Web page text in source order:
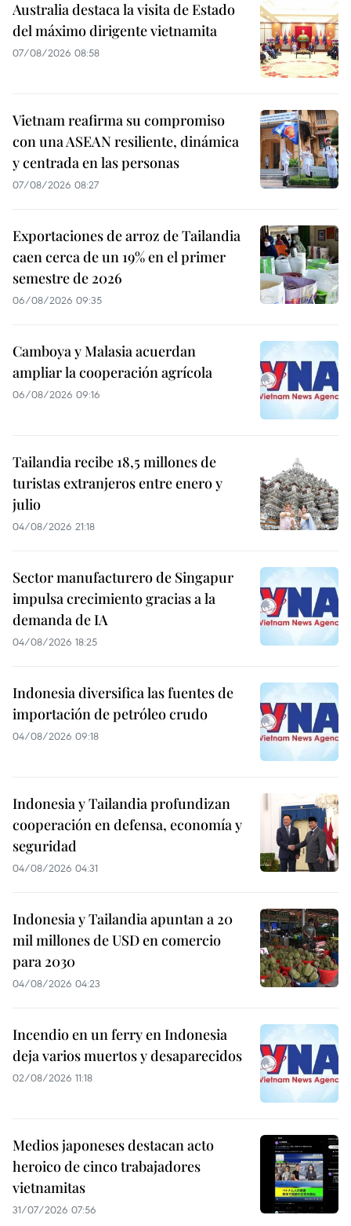
Australia destaca la visita de Estado
del máximo dirigente vietnamita
07/08/2026 08:58
Vietnam reafirma su compromiso
con una ASEAN resiliente, dinámica
y centrada en las personas
07/08/2026 08:27
Exportaciones de arroz de Tailandia
caen cerca de un 19% en el primer
semestre de 2026
06/08/2026 09:35
Camboya y Malasia acuerdan
ampliar la cooperación agrícola
06/08/2026 09:16
Tailandia recibe 18,5 millones de
turistas extranjeros entre enero y
julio
04/08/2026 21:18
Sector manufacturero de Singapur
impulsa crecimiento gracias a la
demanda de IA
04/08/2026 18:25
Indonesia diversifica las fuentes de
importación de petróleo crudo
04/08/2026 09:18
Indonesia y Tailandia profundizan
cooperación en defensa, economía y
seguridad
04/08/2026 04:31
Indonesia y Tailandia apuntan a 20
mil millones de USD en comercio
para 2030
04/08/2026 04:23
Incendio en un ferry en Indonesia
deja varios muertos y desaparecidos
02/08/2026 11:18
Medios japoneses destacan acto
heroico de cinco trabajadores
vietnamitas
31/07/2026 07:56